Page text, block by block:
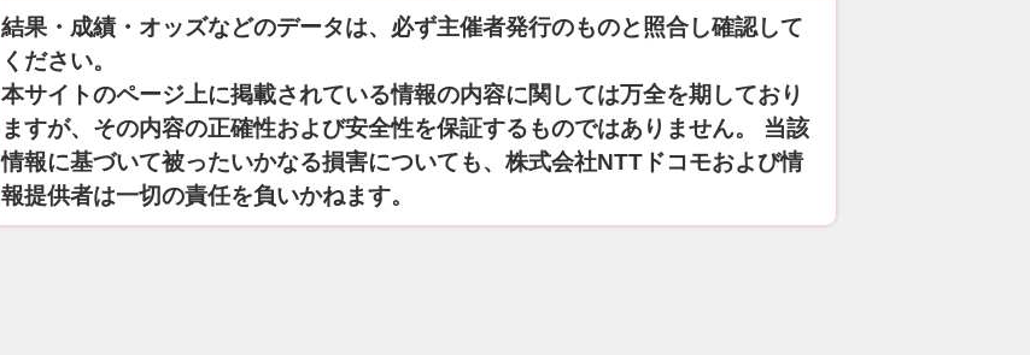
結果・成績・オッズなどのデータは、必ず主催者発行のものと照合し確認して
ください。
本サイトのページ上に掲載されている情報の内容に関しては万全を期しており
ますが、その内容の正確性および安全性を保証するものではありません。 当該
情報に基づいて被ったいかなる損害についても、株式会社NTTドコモおよび情
報提供者は一切の責任を負いかねます。